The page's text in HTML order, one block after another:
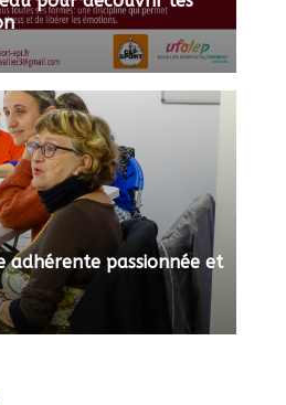
adhérente passionnée et